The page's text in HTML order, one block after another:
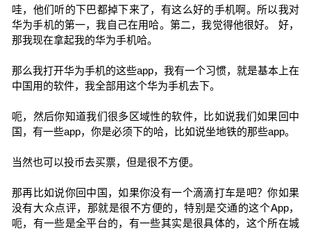
哇，他们听的下巴都掉下来了，有这么好的手机啊。所以我对
华为手机的第一，我自己在用哈。第二，我觉得他很好。 好，
那我现在拿起我的华为手机哈。
那么我打开华为手机的这些app，我有一个习惯，就是基本上在
中国用的软件，我全部用这个华为手机去下。
呃，然后你知道我们很多区域性的软件，比如说我们如果回中
国，有一些app，你是必须下的哈，比如说坐地铁的那些app。
当然也可以投币去买票，但是很不方便。
那再比如说你回中国，如果你没有一个滴滴打车是吧？你如果
没有大众点评，那就是很不方便的，特别是交通的这个App，
呃，有一些是全平台的，有一些其实是很具体的，这个所在城